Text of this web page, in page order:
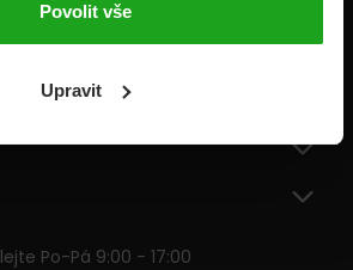
Povolit vše
Upravit
Po-Pá 9:00 - 17:00